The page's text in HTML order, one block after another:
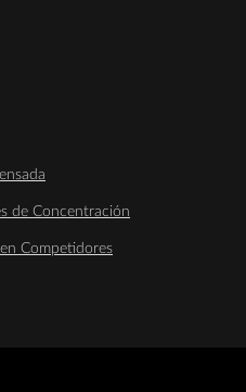
de Concentración
Competidores